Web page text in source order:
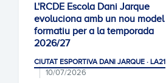
L'RCDE Escola Dani Jarque
evoluciona amb un nou model
formatiu per a la temporada
2026/27
CIUTAT ESPORTIVA DANI JARQUE · LA21
10/07/2026